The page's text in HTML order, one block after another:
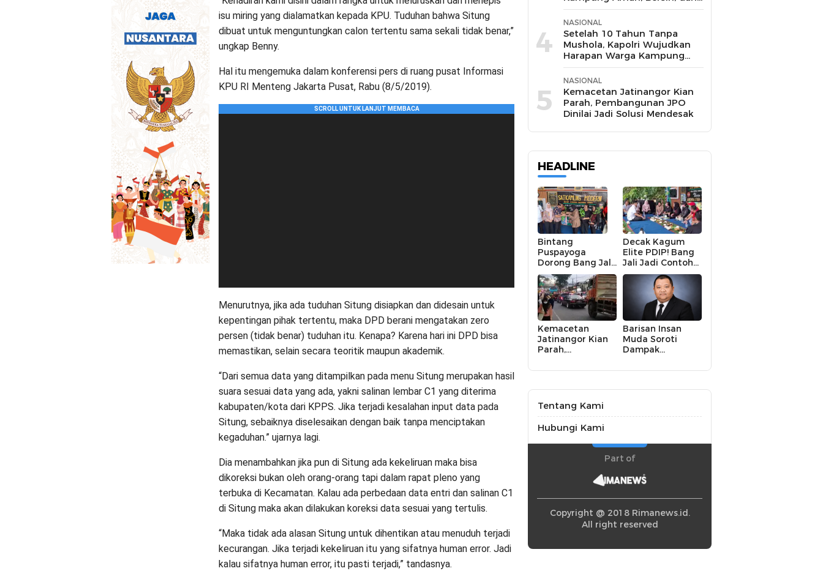
isu miring yang dialamatkan kepada KPU. Tuduhan bahwa Situng
dibuat untuk menguntungkan calon tertentu sama sekali tidak benar,”
ungkap Benny.
Hal itu mengemuka dalam konferensi pers di ruang pusat Informasi
KPU RI Menteng Jakarta Pusat, Rabu (8/5/2019).
Menurutnya, jika ada tuduhan Situng disiapkan dan didesain untuk
kepentingan pihak tertentu, maka DPD berani mengatakan zero
persen (tidak benar) tuduhan itu. Kenapa? Karena hari ini DPD bisa
memastikan, selain secara teoritik maupun akademik.
“Dari semua data yang ditampilkan pada menu Situng merupakan hasil
suara sesuai data yang ada, yakni salinan lembar C1 yang diterima
kabupaten/kota dari KPPS. Jika terjadi kesalahan input data pada
Situng, sebaiknya diselesaikan dengan baik tanpa menciptakan
kegaduhan.” ujarnya lagi.
Dia menambahkan jika pun di Situng ada kekeliruan maka bisa
dikoreksi bukan oleh orang-orang tapi dalam rapat pleno yang
terbuka di Kecamatan. Kalau ada perbedaan data entri dan salinan C1
di Situng maka akan dilakukan koreksi data sesuai yang tertulis.
“Maka tidak ada alasan Situng untuk dihentikan atau menuduh terjadi
kecurangan. Jika terjadi kekeliruan itu yang sifatnya human error. Jadi
kalau sifatnya human error, itu pasti terjadi,” tandasnya.
Mandiri
4
NASIONAL
Setelah 10 Tahun Tanpa
Mushola, Kapolri Wujudkan
Harapan Warga Kampung
Pasir Sukamakmur
5
NASIONAL
Kemacetan Jatinangor Kian
Parah, Pembangunan JPO
Dinilai Jadi Solusi Mendesak
HEADLINE
Bintang
Puspayoga
Dorong Bang Jali
Naik Kelas,
Literasi hingga
UMKM Digital
Jadi Fokus
Decak Kagum
Elite PDIP! Bang
Jali Jadi Contoh
Nyata Kampung
Aman, Bersih, dan
Mandiri
Kemacetan
Jatinangor Kian
Parah,
JPO Dinilai Jadi
Barisan Insan
Muda Soroti
Dampak
Petani,
Pemerintah dan
Tentang Kami
Hubungi Kami
Part of
Copyright @ 2018 Rimanews.id.
All right reserved